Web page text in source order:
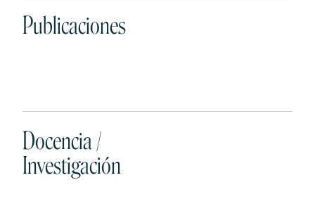
Publicaciones
Docencia /
Investigación